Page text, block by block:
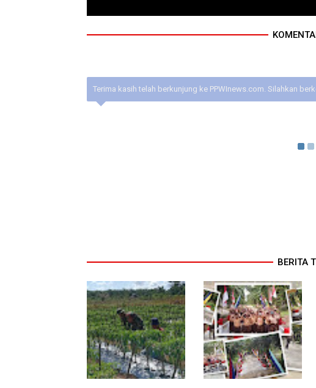
Terima kasih telah berkunjung ke PPWInews.com. Silahkan
BERITA